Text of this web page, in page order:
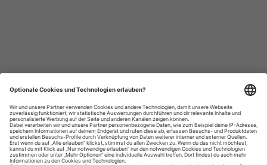
Datenschutzhinweise
Impressum
Privatsphäre-Einstellungen